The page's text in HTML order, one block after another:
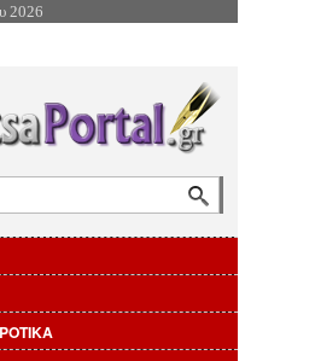
στην Πλοήγηση
2026